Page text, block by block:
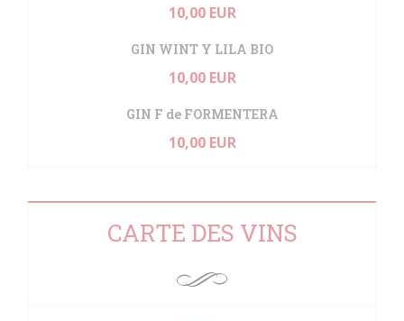
10,00 EUR
GIN WINT Y LILA BIO
10,00 EUR
GIN F de FORMENTERA
10,00 EUR
CARTE DES VINS